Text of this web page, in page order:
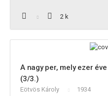
2 k
A nagy per, mely ezer
(3/3.)
Eötvös Károly 1934